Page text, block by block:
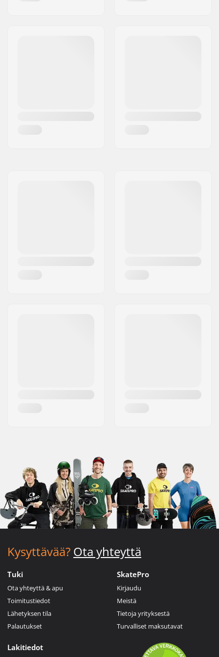
Kysyttävää? Ota yhteyttä
Tuki
Ota yhteyttä & apu
Toimitustiedot
Lähetyksen tila
Palautukset
SkatePro
Kirjaudu
Meistä
Tietoja yrityksestä
Turvalliset maksutavat
Lakitiedot